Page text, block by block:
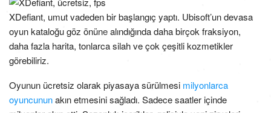
XDefiant, umut vadeden bir başlangıç yaptı. Ubisoft’un devasa
oyun kataloğu göz önüne alındığında daha birçok fraksiyon,
daha fazla harita, tonlarca silah ve çok çeşitli kozmetikler
görebiliriz.
Oyunun ücretsiz olarak piyasaya sürülmesi milyonlarca
oyuncununakın etmesini sağladı. Sadece saatler içinde